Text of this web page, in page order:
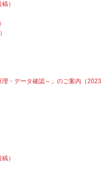
）
・データ確認～」のご案内（
）